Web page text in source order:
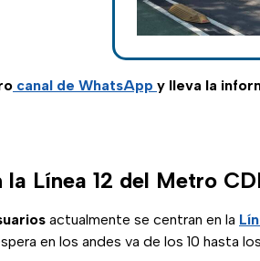
canal de WhatsApp y lleva la
la Línea 12 del Metro
actualmente se centran en la
en los andes va de los 10 hasta